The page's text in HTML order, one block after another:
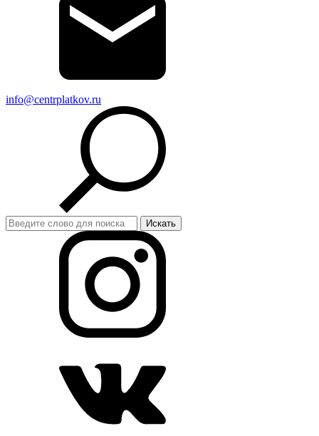
info@centrplatkov.ru